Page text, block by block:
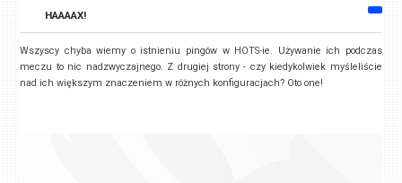
HAAAAX!
Wszyscy chyba wiemy o istnieniu pingów w HOTS-ie. Używanie ich podczas
meczu to nic nadzwyczajnego. Z drugiej strony - czy kiedykolwiek myśleliście
nad ich większym znaczeniem w różnych konfiguracjach? Oto one!